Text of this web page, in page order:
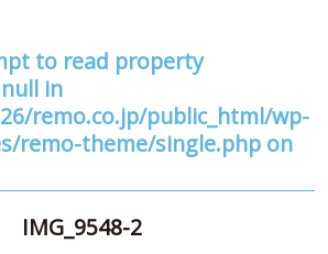
to read property
in
remo.co.jp/public_html/wp-
remo-theme/single.php on
IMG_9548-2